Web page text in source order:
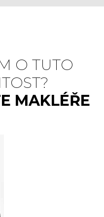
O TUTO
MAKLÉŘE